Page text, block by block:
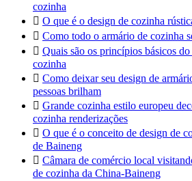
cozinha
 O que é o design de cozinha
 Como todo o armário de cozinha
 Quais são os princípios básicos
cozinha
 Como deixar seu design de
pessoas brilham
 Grande cozinha estilo europeu
cozinha renderizações
 O que é o conceito de design de
de Baineng
 Câmara de comércio local
de cozinha da China-Baineng